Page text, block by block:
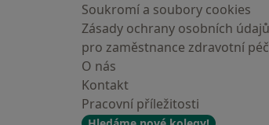
Soukromí a soubory cookies
Zásady ochrany osobních údajů
pro zaměstnance zdravotní
O nás
Kontakt
Pracovní příležitosti